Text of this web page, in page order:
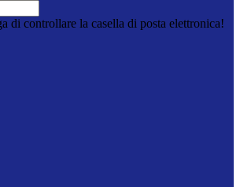
di controllare la casella di posta elettronica!